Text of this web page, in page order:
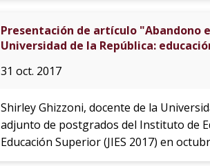
Presentación de artículo "Abandono
Universidad de la República:
31 oct. 2017
Shirley Ghizzoni, docente de la
adjunto de postgrados del Instituto de
Educación Superior (JIES 2017) en